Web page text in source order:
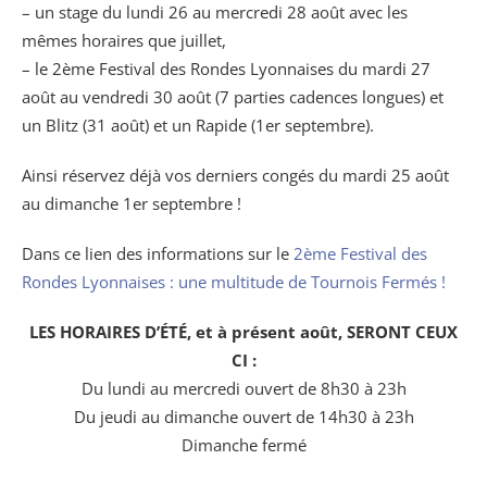
– un stage du lundi 26 au mercredi 28 août avec les
mêmes horaires que juillet,
– le 2ème Festival des Rondes Lyonnaises du mardi 27
août au vendredi 30 août (7 parties cadences longues) et
un Blitz (31 août) et un Rapide (1er septembre).
Ainsi réservez déjà vos derniers congés du mardi 25 août
au dimanche 1er septembre !
Dans ce lien des informations sur le 2ème Festival des
Rondes Lyonnaises : une multitude de Tournois Fermés !
LES HORAIRES D’ÉTÉ, et à présent août, SERONT CEUX
CI :
Du lundi au mercredi ouvert de 8h30 à 23h
Du jeudi au dimanche ouvert de 14h30 à 23h
Dimanche fermé